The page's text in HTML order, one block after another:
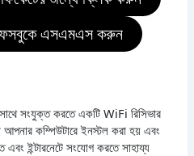
এসএমএস করুন
সংযুক্ত করতে একটি WiFi রিসিভার
কম্পিউটারে ইনস্টল করা হয় এবং
ইন্টারনেটে সংযোগ করতে সাহায্য